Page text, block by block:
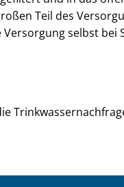
Teil des
selbst bei